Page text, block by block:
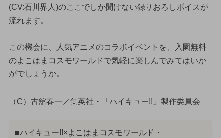
(CV:石川界人)のここでしか聞けない録りおろしボイスが
流れます。
この機会に、人気アニメのコラボイベントを、入園無料
のよこはまコスモワールドで気軽に楽しんでみてはいか
がでしょうか。
（C）古舘春一／集英社・「ハイキュー!!」製作委員会
■ハイキュー!!×よこはまコスモワールド・